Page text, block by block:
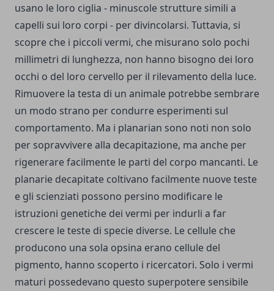
usano le loro ciglia - minuscole strutture simili a
capelli sui loro corpi - per divincolarsi. Tuttavia, si
scopre che i piccoli vermi, che misurano solo pochi
millimetri di lunghezza, non hanno bisogno dei loro
occhi o del loro cervello per il rilevamento della luce.
Rimuovere la testa di un animale potrebbe sembrare
un modo strano per condurre esperimenti sul
comportamento. Ma i planarian sono noti non solo
per sopravvivere alla decapitazione, ma anche per
rigenerare facilmente le parti del corpo mancanti. Le
planarie decapitate coltivano facilmente nuove teste
e gli scienziati possono persino modificare le
istruzioni genetiche dei vermi per indurli a far
crescere le teste di specie diverse. Le cellule che
producono una sola opsina erano cellule del
pigmento, hanno scoperto i ricercatori. Solo i vermi
maturi possedevano questo superpotere sensibile